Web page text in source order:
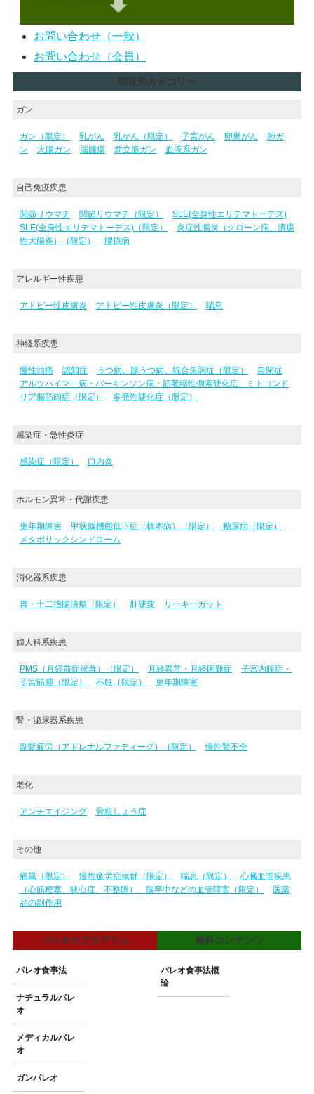
お問い合わせ（一般）
お問い合わせ（会員）
症状別カテゴリー
ガン
ガン（限定） 乳がん 乳がん（限定） 子宮がん 卵巣がん
肺ガ
ン
大腸ガン 脳腫瘍 前立腺ガン 血液系ガン
自己免疫疾患
関節リウマチ 関節リウマチ（限定）
SLE(全身性エリテマトーデス)
SLE(全身性エリテマトーデス)（限定）
炎症性腸炎（クローン病、潰瘍
性大腸炎）（限定）
膠原病
アレルギー性疾患
アトピー性皮膚炎 アトピー性皮膚炎（限定） 喘息
神経系疾患
慢性頭痛 認知症 うつ病、躁うつ病、統合失調症（限定）
自閉症
アルツハイマ―病・パーキンソン病・筋萎縮性側索硬化症、ミトコンド
リア脳筋肉症（限定）
多発性硬化症（限定）
感染症・急性炎症
感染症（限定） 口内炎
ホルモン異常・代謝疾患
更年期障害 甲状腺機能低下症（橋本病）（限定）
糖尿病（限定）
メタボリックシンドローム
消化器系疾患
胃・十二指腸潰瘍（限定） 肝硬変 リーキーガット
婦人科系疾患
PMS（月経前症候群）（限定） 月経異常・月経困難症
子宮内膜症・
子宮筋腫（限定）
不妊（限定） 更年期障害
腎・泌尿器系疾患
副腎疲労（アドレナルファティーグ）（限定） 慢性腎不全
老化
アンチエイジング 骨粗しょう症
その他
痛風（限定） 慢性疲労症候群（限定） 喘息（限定）
心臓血管疾患
（心筋梗塞、狭心症、不整脈）、脳卒中などの血管障害（限定）
医薬
品の副作用
パレオのプログラム
パレオ食事法
ナチュラルパレ
オ
メディカルパレ
オ
ガンパレオ
無料コンテンツ
パレオ食事法概
論